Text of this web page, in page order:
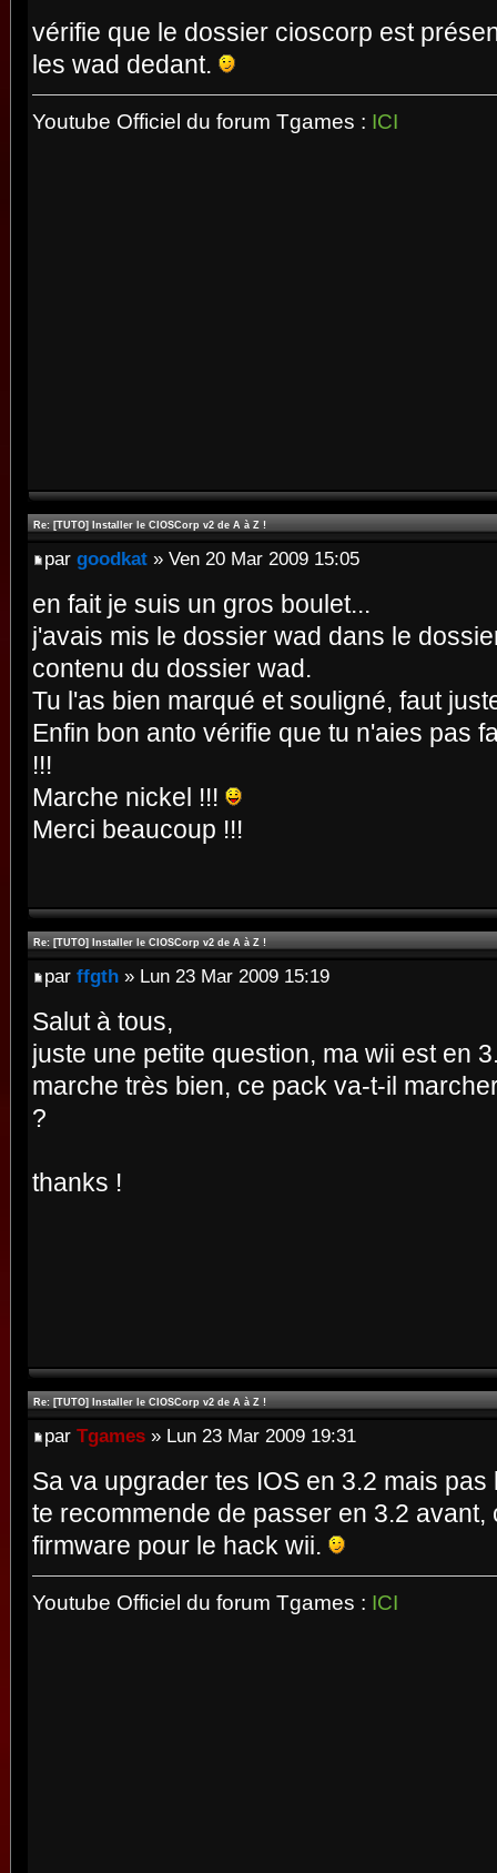
vérifie que le dossier cioscorp est
les wad dedant.
Youtube Officiel du forum Tgames : ICI
Re: [TUTO] Installer le CIOSCorp v2 de A à Z !
par goodkat » Ven 20 Mar 2009 15:05
en fait je suis un gros boulet...
j'avais mis le dossier wad dans le
contenu du dossier wad.
Tu l'as bien marqué et souligné, faut
Enfin bon anto vérifie que tu n'aies pas
!!!
Marche nickel !!!
Merci beaucoup !!!
Re: [TUTO] Installer le CIOSCorp v2 de A à Z !
par ffgth » Lun 23 Mar 2009 15:19
Salut à tous,
juste une petite question, ma wii est en
marche très bien, ce pack va-t-il
?
thanks !
Re: [TUTO] Installer le CIOSCorp v2 de A à Z !
par Tgames » Lun 23 Mar 2009 19:31
Sa va upgrader tes IOS en 3.2 mais
te recommende de passer en 3.2 avant,
firmware pour le hack wii.
Youtube Officiel du forum Tgames : ICI